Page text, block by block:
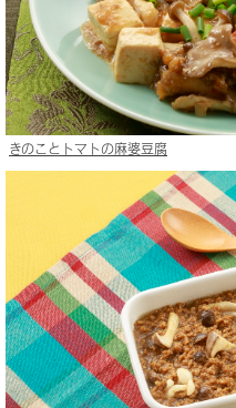
きのことトマトの麻婆豆腐